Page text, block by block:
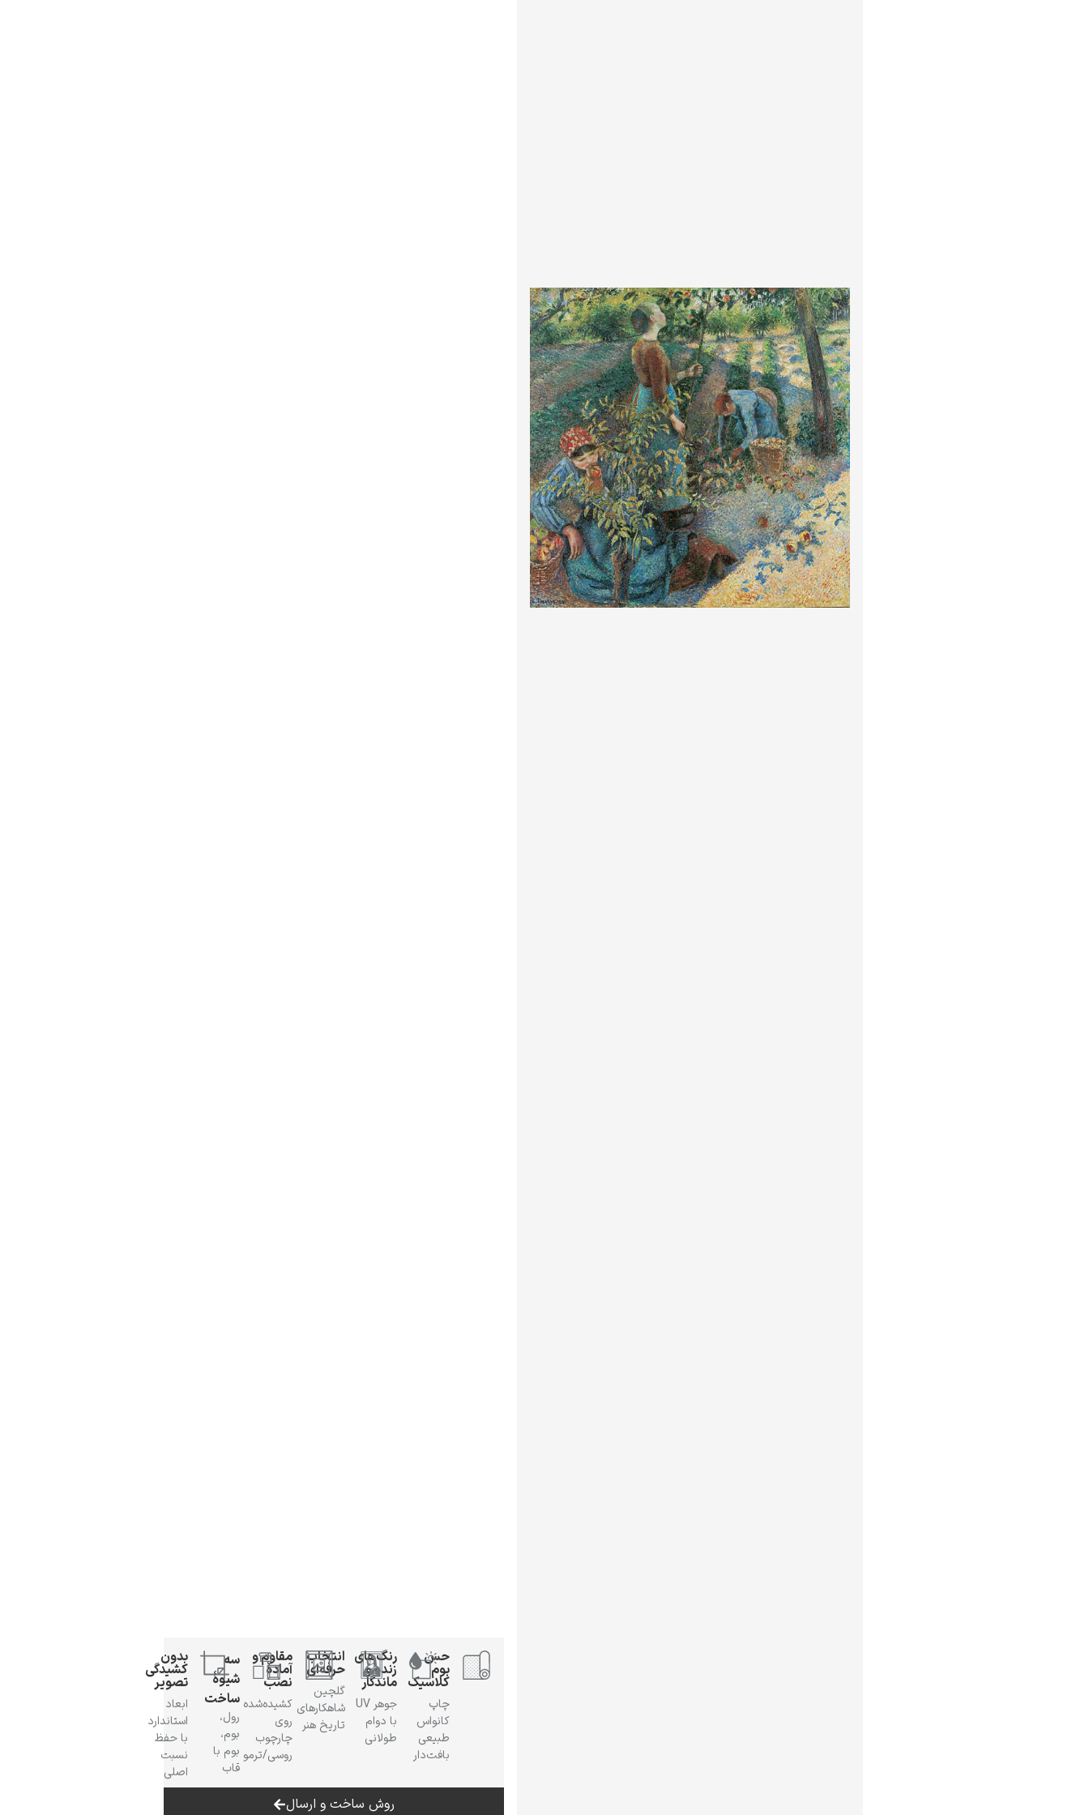
یوهانس فرمیر
پرفروش‌ترین تابلوها
حس
بوم
کلاسیک
چاپ
کانواس
طبیعی
بافت‌دار
رنگ‌های
زنده و
ماندگار
جوهر UV
با دوام
طولانی
انتخاب
حرفه‌ای
گلچین
شاهکارهای
تاریخ هنر
مقاوم و
آمادهٔ
نصب
کشیده‌شده
روی
چارچوب
روسی/ترمو
سه
شیوهٔ
ساخت
رول،
بوم،
بوم با
قاب
بدون
کشیدگی
تصویر
ابعاد
استاندارد
با حفظ
نسبت
اصلی
روش ساخت و ارسال